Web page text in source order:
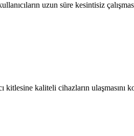
uzun süre kesintisiz
kaliteli cihazların ulaşmasını